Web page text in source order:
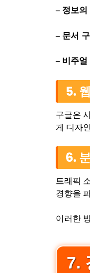
– 정보
– 문서
– 비주
5.
구글은
게 디자
6.
트래픽
경향을
이러한
7.